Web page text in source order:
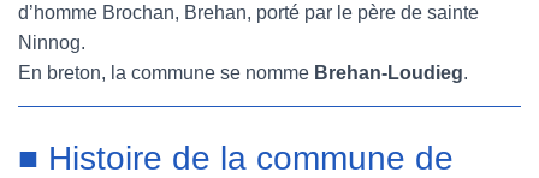
d’homme Brochan, Brehan, porté par le père de sainte
Ninnog.
En breton, la commune se nomme Brehan-Loudieg.
■ Histoire de la commune de